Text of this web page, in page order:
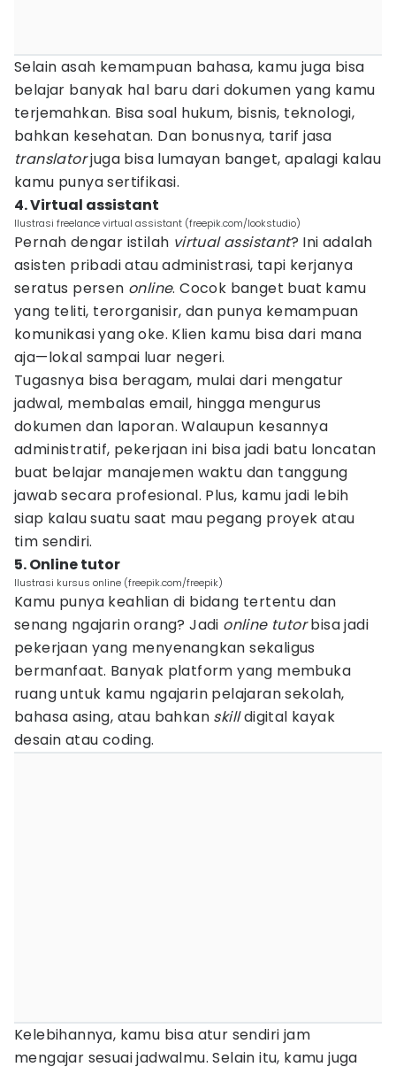
Selain asah kemampuan bahasa, kamu juga bisa
belajar banyak hal baru dari dokumen yang kamu
terjemahkan. Bisa soal hukum, bisnis, teknologi,
bahkan kesehatan. Dan bonusnya, tarif jasa
translatorjuga bisa lumayan banget, apalagi kalau
kamu punya sertifikasi.
4. Virtual assistant
Ilustrasi freelance virtual assistant (freepik.com/lookstudio)
Pernah dengar istilah virtual assistant? Ini adalah
asisten pribadi atau administrasi, tapi kerjanya
seratus persen online. Cocok banget buat kamu
yang teliti, terorganisir, dan punya kemampuan
komunikasi yang oke. Klien kamu bisa dari mana
aja—lokal sampai luar negeri.
Tugasnya bisa beragam, mulai dari mengatur
jadwal, membalas email, hingga mengurus
dokumen dan laporan. Walaupun kesannya
administratif, pekerjaan ini bisa jadi batu loncatan
buat belajar manajemen waktu dan tanggung
jawab secara profesional. Plus, kamu jadi lebih
siap kalau suatu saat mau pegang proyek atau
tim sendiri.
5. Online tutor
Ilustrasi kursus online (freepik.com/freepik)
Kamu punya keahlian di bidang tertentu dan
senang ngajarin orang? Jadi online tutorbisa jadi
pekerjaan yang menyenangkan sekaligus
bermanfaat. Banyak platform yang membuka
ruang untuk kamu ngajarin pelajaran sekolah,
bahasa asing, atau bahkan skilldigital kayak
desain atau coding.
Kelebihannya, kamu bisa atur sendiri jam
mengajar sesuai jadwalmu. Selain itu, kamu juga